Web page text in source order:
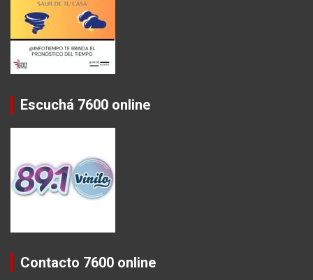
Escuchá 7600 online
Contacto 7600 online